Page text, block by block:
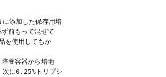
添加した保存用培
前もって混ぜて
を使用してもか
養容器から培地
に0.25%トリプシ